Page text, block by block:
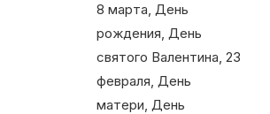
8 марта, День
рождения, День
святого Валентина, 23
февраля, День
матери, День